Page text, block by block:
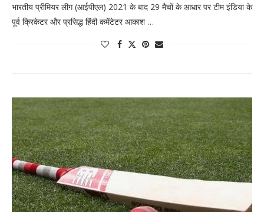
भारतीय प्रीमियर लीग (आईपीएल) 2021 के बाद 29 मैचों के आधार पर टीम इंडिया के
पूर्व क्रिकेटर और प्रसिद्ध हिंदी कमेंटेटर आकाश …